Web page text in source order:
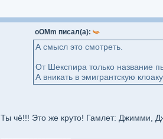
oOMm писал(а):
А смысл это смотреть.
От Шекспира только название
А вникать в эмигрантскую
Ты чё!!! Это же круто! Гамлет: Джимми,